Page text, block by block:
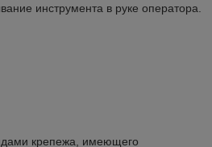
инструмента в руке оператора.
крепежа, имеющего